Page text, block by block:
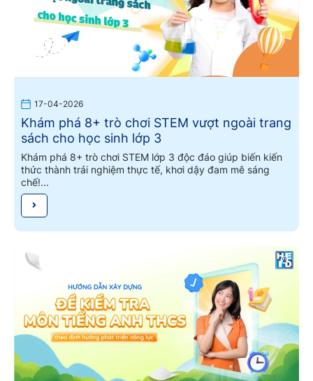
17-04-2026
Khám phá 8+ trò chơi STEM vượt ngoài trang
sách cho học sinh lớp 3
Khám phá 8+ trò chơi STEM lớp 3 độc đáo giúp biến kiến
thức thành trải nghiệm thực tế, khơi dậy đam mê sáng
chế!...